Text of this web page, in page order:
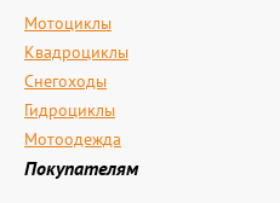
Мотоциклы
Квадроциклы
Снегоходы
Гидроциклы
Мотоодежда
Покупателям